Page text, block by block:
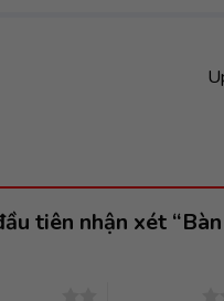
tiên nhận xét